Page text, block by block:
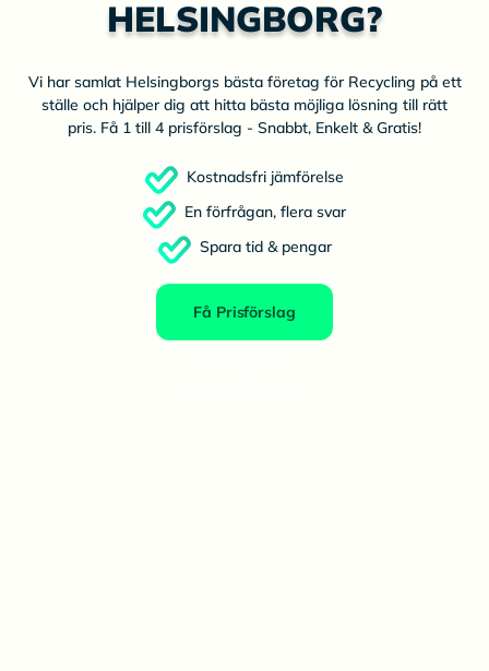
HELSINGBORG?
Vi har samlat Helsingborgs bästa företag för Recycling på ett
ställe och hjälper dig att hitta bästa möjliga lösning till rätt
pris. Få 1 till 4 prisförslag - Snabbt, Enkelt & Gratis!
Kostnadsfri jämförelse
En förfrågan, flera svar
Spara tid & pengar
Få Prisförslag